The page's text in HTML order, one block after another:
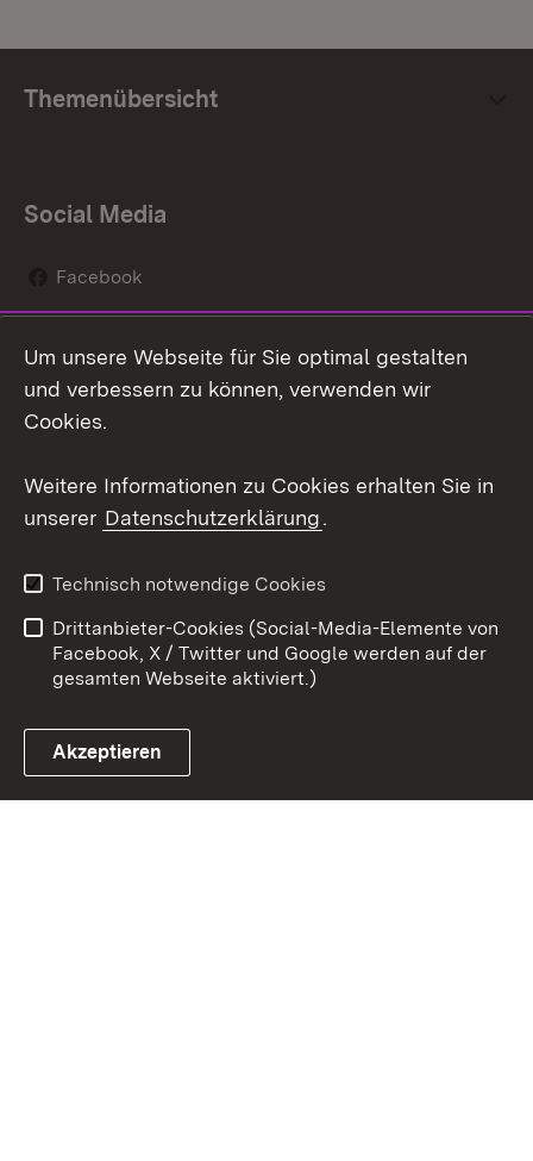
Themenübersicht
Social Media
Facebook
Social Wall
Youtube
Link zum Landesportal
Kontakt
Datenschutz
Barrierefreiheit
Impressum Cookies
Um unsere Webseite für Sie optimal gestalten
und verbessern zu können, verwenden wir
Cookies.
Weitere Informationen zu Cookies erhalten Sie in
unserer Datenschutzerklärung.
Technisch notwendige Cookies
Drittanbieter-Cookies (Social-Media-Elemente von
Facebook, X / Twitter und Google werden auf der
gesamten Webseite aktiviert.)
Akzeptieren